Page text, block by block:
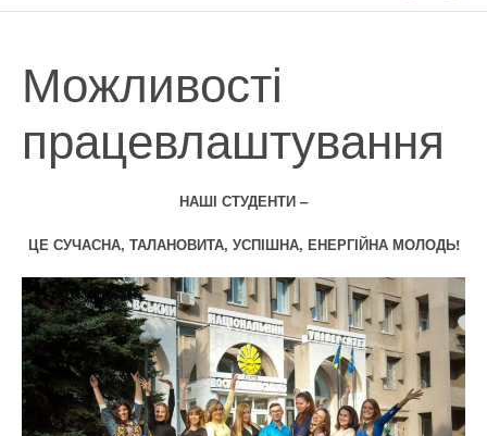
Можливості
працевлаштування
НАШІ СТУДЕНТИ –
ЦЕ СУЧАСНА, ТАЛАНОВИТА, УСПІШНА, ЕНЕРГІЙНА МОЛОДЬ!